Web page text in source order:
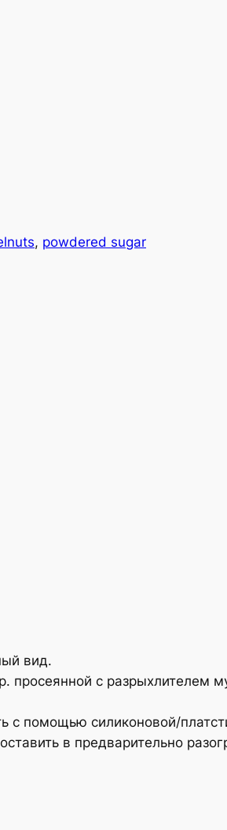
, powdered sugar
вид.
просеянной с разрыхлителем
помощью силиконовой/
в предварительно